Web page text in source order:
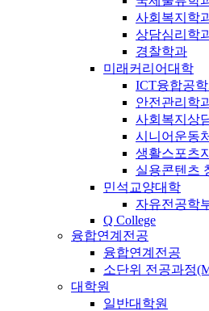
사회복지학
상담심리학
경찰학과
미래커리어대학
ICT융합공
안전관리학
사회복지상
시니어운동
생활스포츠
실용콘텐츠
민석교양대학
자유전공학
Q College
융합연계전공
융합연계전공
소단위 전공과정
대학원
일반대학원